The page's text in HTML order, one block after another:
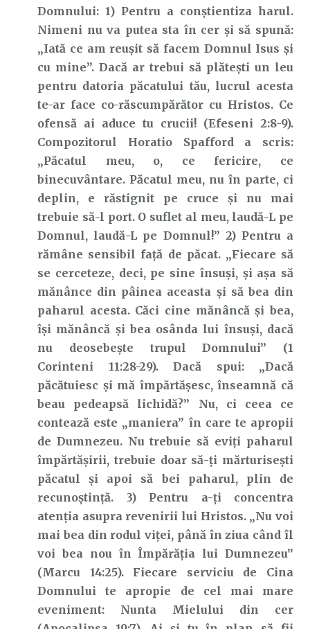
Domnului: 1) Pentru a conștientiza harul.
Nimeni nu va putea sta în cer și să spună:
„Iată ce am reușit să facem Domnul Isus și
cu mine”. Dacă ar trebui să plătești un leu
pentru datoria păcatului tău, lucrul acesta
te-ar face co-răscumpărător cu Hristos. Ce
ofensă ai aduce tu crucii! (Efeseni 2:8-9).
Compozitorul Horatio Spafford a scris:
„Păcatul meu, o, ce fericire, ce
binecuvântare. Păcatul meu, nu în parte, ci
deplin, e răstignit pe cruce și nu mai
trebuie să-l port. O suflet al meu, laudă-L pe
Domnul, laudă-L pe Domnul!” 2) Pentru a
rămâne sensibil față de păcat. „Fiecare să
se cerceteze, deci, pe sine însuşi, şi aşa să
mănânce din pâinea aceasta şi să bea din
paharul acesta. Căci cine mănâncă şi bea,
îşi mănâncă şi bea osânda lui însuşi, dacă
nu deosebeşte trupul Domnului” (1
Corinteni 11:28-29). Dacă spui: „Dacă
păcătuiesc și mă împărtășesc, înseamnă că
beau pedeapsă lichidă?” Nu, ci ceea ce
contează este „maniera” în care te apropii
de Dumnezeu. Nu trebuie să eviți paharul
împărtășirii, trebuie doar să-ți mărturisești
păcatul și apoi să bei paharul, plin de
recunoștință. 3) Pentru a-ți concentra
atenția asupra revenirii lui Hristos. „Nu voi
mai bea din rodul viţei, până în ziua când îl
voi bea nou în Împărăţia lui Dumnezeu”
(Marcu 14:25). Fiecare serviciu de Cina
Domnului te apropie de cel mai mare
eveniment: Nunta Mielului din cer